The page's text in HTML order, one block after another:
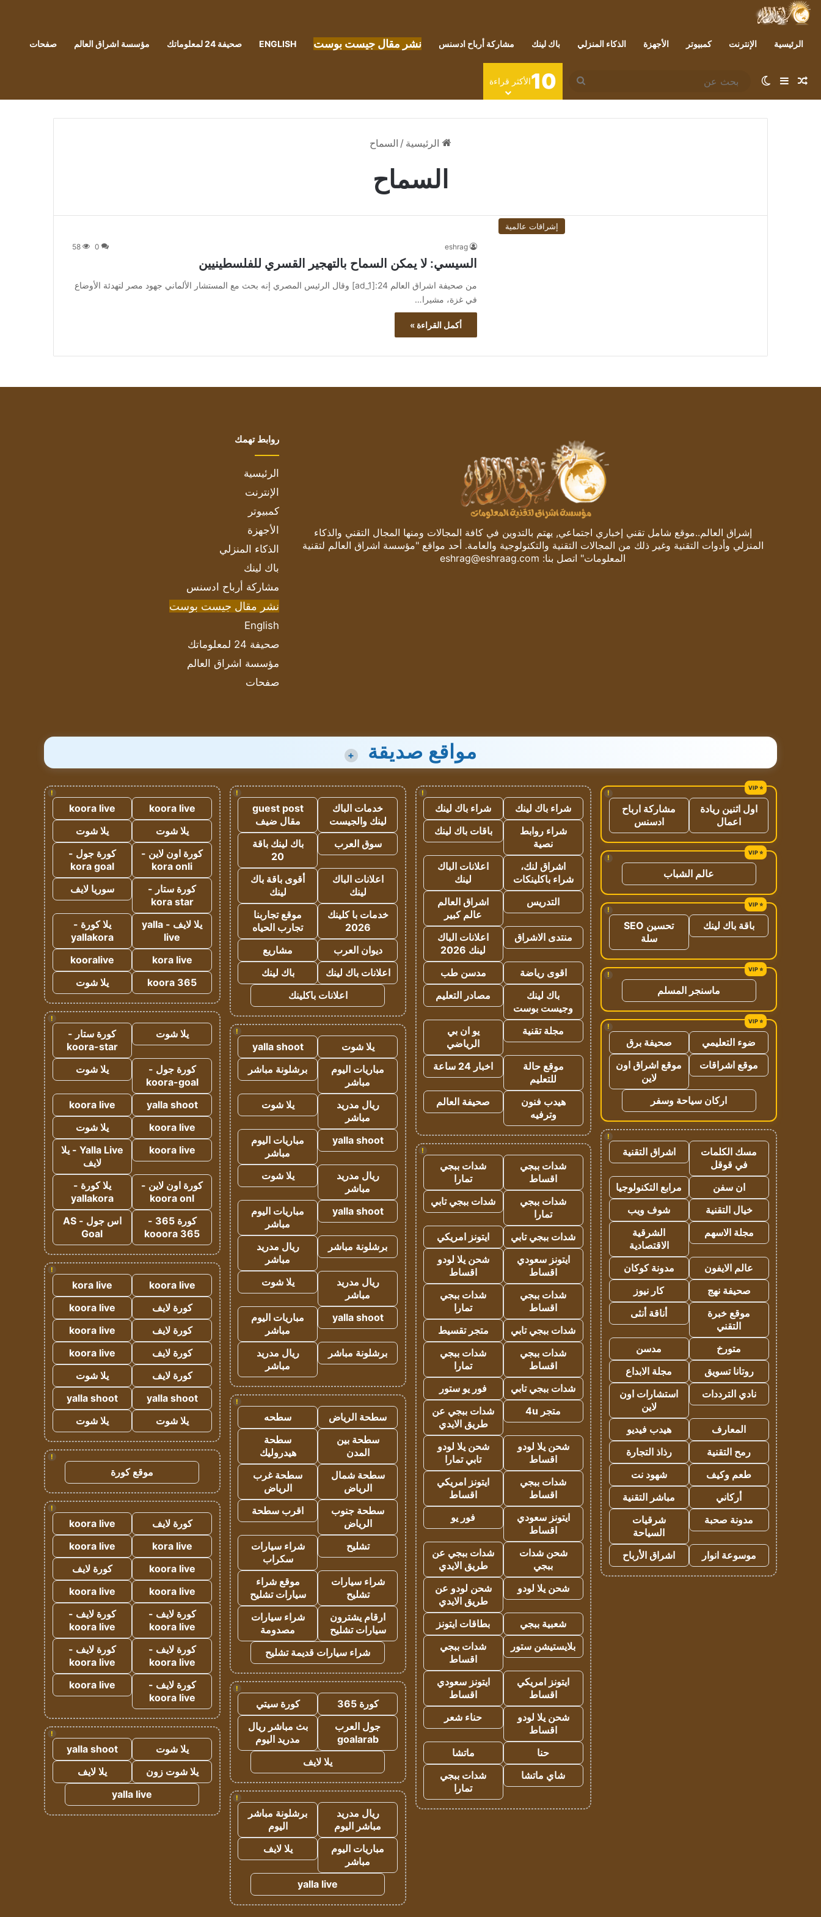
الرئيسية الإنترنت كمبيوتر الأجهزة الذكاء المنزلي باك لينك مشاركة أرباح ادسنس نشر مقال جيست بوست ENGLISH صحيفة 24 لمعلوماتك مؤسسة اشراق العالم صفحات
مقال عشوائي
إضافة عمود جانبي
الوضع المظلم
بحث
عن
10الأكثر قراءة
الرئيسية / السماح
السماح
إشراقات عالمية
eshrag
0
58
السيسي: لا يمكن السماح بالتهجير القسري للفلسطينيين
من صحيفة اشراق العالم 24:[ad_1] وقال الرئيس المصري إنه بحث مع المستشار الألماني جهود مصر لتهدئة الأوضاع
في غزة، مشيرا…
أكمل القراءة »
إشراق العالم..موقع شامل تقني إخباري اجتماعي, يهتم بالتدوين في كافة المجالات ومنها المجال التقني والذكاء
المنزلي وأدوات التقنية وغير ذلك من المجالات التقنية والتكنولوجية والعامة. أحد مواقع "مؤسسة اشراق العالم لتقنية
المعلومات" اتصل بنا: eshrag@eshraag.com
روابط تهمك
الرئيسية
الإنترنت
كمبيوتر
الأجهزة
الذكاء المنزلي
باك لينك
مشاركة أرباح ادسنس
نشر مقال جيست بوست
English
صحيفة 24 لمعلوماتك
مؤسسة اشراق العالم
صفحات
مواقع صديقة +
!
اول اثنين ريادة
اعمال
مشاركة ارباح
ادسنس
!
عالم الشباب
!
باقة باك لينك
تحسين SEO
سلة
!
ماسنجر المسلم
!
ضوء التعليمي
صحيفة برق
موقع اشراقات
موقع اشراق اون
لاين
اركان سياحة وسفر
!
مسك الكلمات
في قوقل
اشراق التقنية
ان سفن
مرابع التكنولوجيا
خيال التقنية
شوف ويب
مجلة الاسهم
الشرقية
الاقتصادية
عالم الايفون
مدونة كوكان
صحيفة نهج
كار نيوز
موقع خبرة
التقني
أناقة أنثى
متورخ
مدسن
روتانا تسويق
مجلة الابداع
نادي الترددات
استشارات اون
لاين
المعارف
هيدب فيديو
رمح التقنية
رذاذ التجارة
طعم وكيف
شهود نت
أركاني
مباشر التقنية
مدونة صحبة
شرقيات
السياحة
موسوعة انوار
اشراق الأرباح
!
شراء باك لينك
شراء باك لينك
شراء روابط
نصية
باقات باك لينك
اشراق لنك،
شراء باكلينكات
اعلانات الباك
لينك
التدريس
اشراق العالم
عالم كبير
منتدى الاشراق
اعلانات الباك
لينك 2026
اقوى رياضة
مدسن طب
باك لينك
وجيست بوست
مصادر التعليم
مجلة تقنية
يو ان بي
الرياضي
موقع حالة
للتعليم
اخبار 24 ساعة
هيدب فنون
وترفيه
صحيفة العالم
!
شدات ببجي
اقساط
شدات ببجي
تمارا
شدات ببجي
تمارا
شدات ببجي تابي
شدات ببجي تابي
ايتونز امريكي
ايتونز سعودي
اقساط
شحن يلا لودو
اقساط
شدات ببجي
اقساط
شدات ببجي
تمارا
شدات ببجي تابي
متجر تقسيط
شدات ببجي
اقساط
شدات ببجي
تمارا
شدات ببجي تابي
فور يو ستور
متجر 4u
شدات ببجي عن
طريق الايدي
شحن يلا لودو
اقساط
شحن يلا لودو
تابي تمارا
شدات ببجي
اقساط
ايتونز امريكي
اقساط
ايتونز سعودي
اقساط
فور يو
شحن شدات
ببجي
شدات ببجي عن
طريق الايدي
شحن يلا لودو
شحن لودو عن
طريق الايدي
شعبية ببجي
بطاقات ايتونز
بلايستيشن ستور
شدات ببجي
اقساط
ايتونز امريكي
اقساط
ايتونز سعودي
اقساط
شحن يلا لودو
اقساط
حناء شعر
حنا
ماتشا
شاي ماتشا
شدات ببجي
تمارا
!
خدمات الباك
لينك والجيست
guest post
مقال ضيف
سوق العرب
باك لينك باقة
20
اعلانات الباك
لينك
أقوى باقة باك
لينك
خدمات با كلينك
2026
موقع تجاربنا
تجارب الحياه
ديوان العرب
مشاريع
اعلانات باك لينك
باك لينك
اعلانات باكلينك
!
يلا شوت
yalla shoot
مباريات اليوم
مباشر
برشلونة مباشر
ريال مدريد
مباشر
يلا شوت
yalla shoot
مباريات اليوم
مباشر
ريال مدريد
مباشر
يلا شوت
yalla shoot
مباريات اليوم
مباشر
برشلونة مباشر
ريال مدريد
مباشر
ريال مدريد
مباشر
يلا شوت
yalla shoot
مباريات اليوم
مباشر
برشلونة مباشر
ريال مدريد
مباشر
!
سطحة الرياض
سطحه
سطحة بين
المدن
سطحة
هيدروليك
سطحة شمال
الرياض
سطحة غرب
الرياض
سطحة جنوب
الرياض
اقرب سطحة
تشليح
شراء سيارات
سكراب
شراء سيارات
تشليح
موقع شراء
سيارات تشليح
ارقام يشترون
سيارات تشليح
شراء سيارات
مصدومة
شراء سيارات قديمة تشليح
!
كورة 365
كورة سيتي
جول العرب
goalarab
بث مباشر ريال
مدريد اليوم
يلا لايف
!
ريال مدريد
مباشر اليوم
برشلونة مباشر
اليوم
مباريات اليوم
مباشر
يلا لايف
yalla live
!
koora live
koora live
يلا شوت
يلا شوت
كورة اون لاين -
kora onli
كورة جول -
kora goal
كورة ستار -
kora star
سوريا لايف
يلا لايف - yalla
live
يلا كورة -
yallakora
kora live
kooralive
koora 365
يلا شوت
!
يلا شوت
كورة ستار -
koora-star
كورة جول -
koora-goal
يلا شوت
yalla shoot
koora live
koora live
يلا شوت
koora live
Yalla Live - يلا
لايف
كورة اون لاين -
koora onl
يلا كورة -
yallakora
كورة 365 -
kooora 365
اس جول - AS
Goal
!
koora live
kora live
كورة لايف
koora live
كورة لايف
koora live
كورة لايف
koora live
كورة لايف
يلا شوت
yalla shoot
yalla shoot
يلا شوت
يلا شوت
!
موقع كورة
!
كورة لايف
koora live
kora live
koora live
koora live
كورة لايف
koora live
koora live
كورة لايف -
koora live
كورة لايف -
koora live
كورة لايف -
koora live
كورة لايف -
koora live
كورة لايف -
koora live
koora live
!
يلا شوت
yalla shoot
يلا شوت زون
يلا لايف
yalla live